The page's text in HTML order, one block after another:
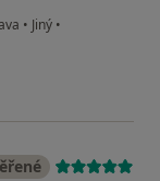
• Jiný •